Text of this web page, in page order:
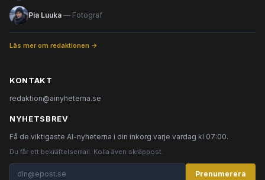
Pia Luuka — Fotograf
Läs mer om redaktionen →
KONTAKT
redaktion@ainyheterna.se
NYHETSBREV
Få de viktigaste AI-nyheterna i din inkorg varje vardag kl 07:00.
Du får ett bekräftelsemail. Kolla även skräppost.
Prenumerera